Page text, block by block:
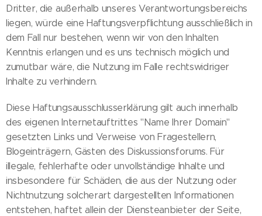
Dritter, die außerhalb unseres Verantwortungsbereichs
liegen, würde eine Haftungsverpflichtung ausschließlich in
dem Fall nur bestehen, wenn wir von den Inhalten
Kenntnis erlangen und es uns technisch möglich und
zumutbar wäre, die Nutzung im Falle rechtswidriger
Inhalte zu verhindern.
Diese Haftungsausschlusserklärung gilt auch innerhalb
des eigenen Internetauftrittes "Name Ihrer Domain"
gesetzten Links und Verweise von Fragestellern,
Blogeinträgern, Gästen des Diskussionsforums. Für
illegale, fehlerhafte oder unvollständige Inhalte und
insbesondere für Schäden, die aus der Nutzung oder
Nichtnutzung solcherart dargestellten Informationen
entstehen, haftet allein der Diensteanbieter der Seite,